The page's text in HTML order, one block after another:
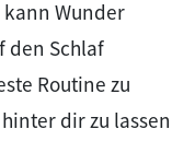
Wunder
den Schlaf
Routine zu
dir zu lassen